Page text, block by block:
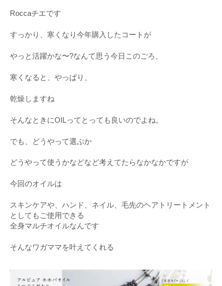
Roccaチエです
すっかり、寒くなり今年購入したコートが
やっと活躍かな〜?なんて思う今日このごろ、
寒くなると、やっぱり、
乾燥しますね
そんなときにOILってとっても良いのでよね。
でも、どうやって選ぶか
どうやって使うかなどなど考えてたらなかなかですが
今回のオイルは
スキンケアや、ハンド、ネイル、毛先のヘアトリートメント
としてもご使用できる
全身マルチオイルなんです
そんなワガママを叶えてくれる